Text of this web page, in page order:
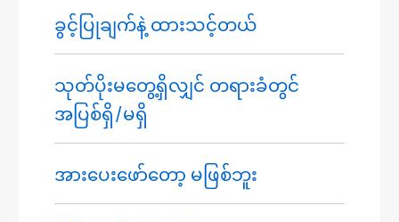
ခွင့်ပြုချက်နဲ့ ထားသင့်တယ်
သုတ်ပိုးမတွေ့ရှိလျှင် တရားခံတွင်
အပြစ်ရှိ/မရှိ
အားပေးဖော်တော့ မဖြစ်ဘူး